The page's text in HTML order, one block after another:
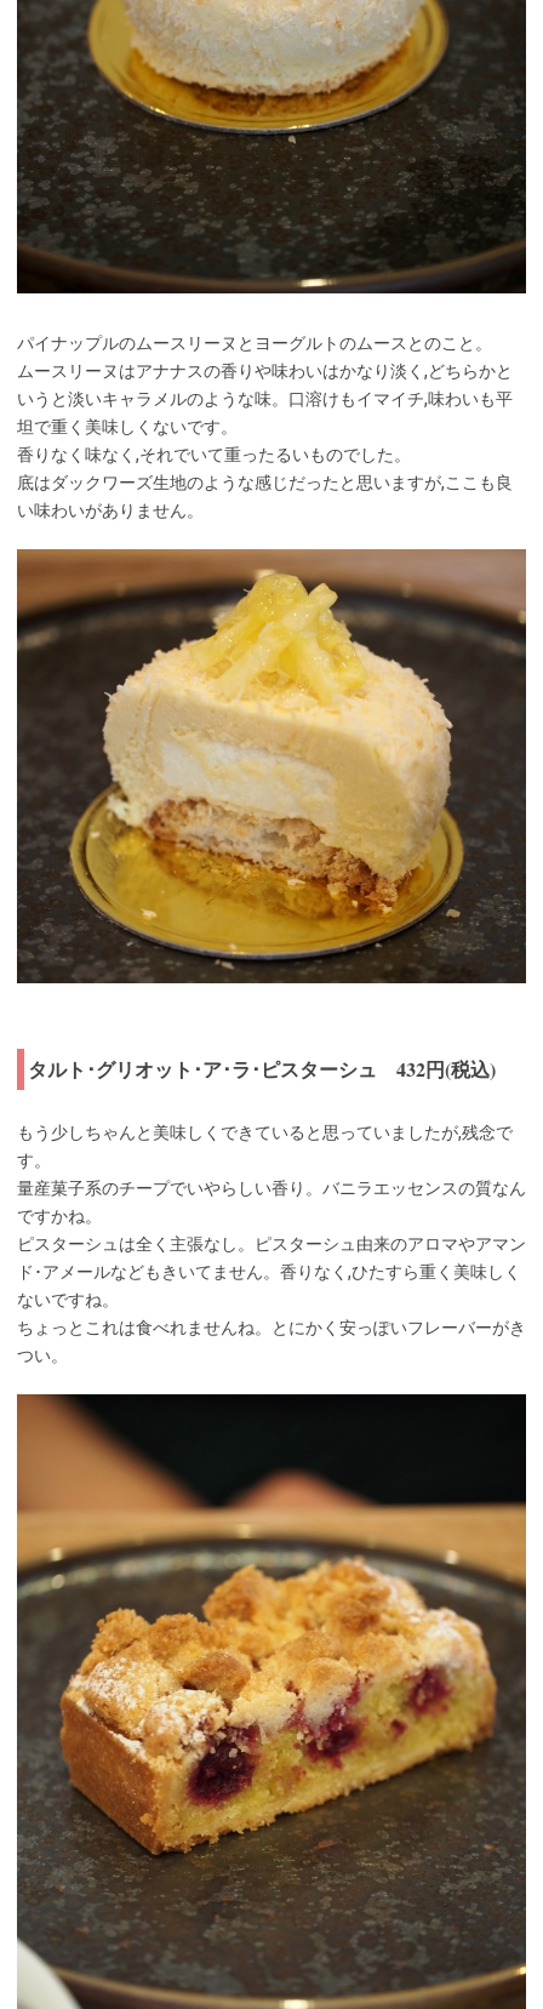
パイナップルのムースリーヌとヨーグルトのムースとのこと。
ムースリーヌはアナナスの香りや味わいはかなり淡く,どちらかと
いうと淡いキャラメルのような味。口溶けもイマイチ,味わいも平
坦で重く美味しくないです。
香りなく味なく,それでいて重ったるいものでした。
底はダックワーズ生地のような感じだったと思いますが,ここも良
い味わいがありません。
タルト･グリオット･ア･ラ･ピスターシュ 432円(税込)
もう少しちゃんと美味しくできていると思っていましたが,残念で
す。
量産菓子系のチープでいやらしい香り。バニラエッセンスの質なん
ですかね。
ピスターシュは全く主張なし。ピスターシュ由来のアロマやアマン
ド･アメールなどもきいてません。香りなく,ひたすら重く美味しく
ないですね。
ちょっとこれは食べれませんね。とにかく安っぽいフレーバーがき
つい。